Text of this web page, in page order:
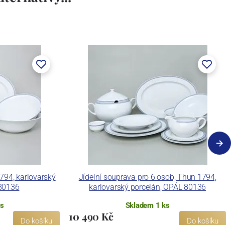
karlovarský
Do košíku
Jídelní souprava pro 6 osob, Thun 1794,
karlovarský porcelán, OPÁL 80136
Skladem 1 ks
10 490 Kč Do košíku